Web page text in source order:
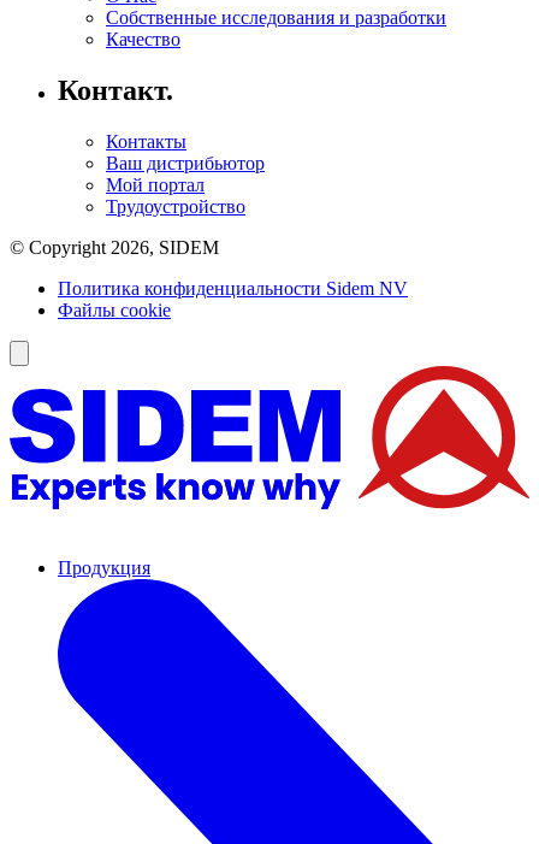
Cобственные исследования и разработки
Качество
Контакт.
Контакты
Ваш дистрибьютор
Мой портал
Трудоустройство
© Copyright 2026, SIDEM
Политика конфиденциальности Sidem NV
Файлы cookie
Продукция